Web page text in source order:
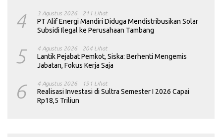
4 3 Agustus 2026 211 Lihat
PT Alif Energi Mandiri Diduga Mendistribusikan Solar
Subsidi Ilegal ke Perusahaan Tambang
5 4 Agustus 2026 204 Lihat
Lantik Pejabat Pemkot, Siska: Berhenti Mengemis
Jabatan, Fokus Kerja Saja
6 4 Agustus 2026 191 Lihat
Realisasi Investasi di Sultra Semester I 2026 Capai
Rp18,5 Triliun